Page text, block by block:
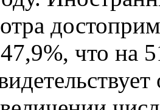
47,9%, что